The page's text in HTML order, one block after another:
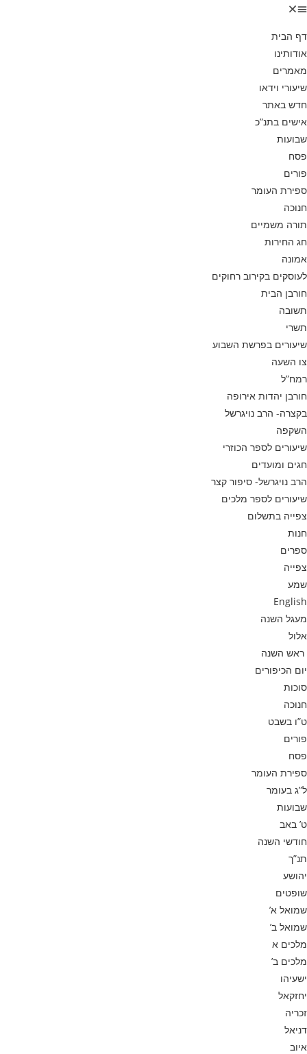
דף הבית
אודותינו
מאמרים
שיעורי וידאו
חדש באתר
אישים בתנ”כ
שבועות
פסח
פורים
ספירת העומר
חנוכה
תורה משמיים
חג החירות
אמונה
לעוסקים בקירוב רחוקים
חורבן הבית
תשובה
תשרי
שיעורים בפרשת השבוע
צו השעה
רמח”ל
חורבן יהדות אירופה
בקצרה- הרב נויגרשל
השקפה
שיעורים לספר הכוזרי
חגים ומועדים
הרב נויגרשל- סיפור קצר
שיעורים לספר מלכים
צפייה בתשלום
חנות
ספרים
צפייה
שמע
English
מעגל השנה
אלול
ראש השנה
יום הכיפורים
סוכות
חנוכה
ט”ו בשבט
פורים
פסח
ספירת העומר
ל”ג בעומר
שבועות
ט’ באב
חודשי השנה
תנ”ך
יהושע
שופטים
שמואל א’
שמואל ב’
מלכים א
מלכים ב’
ישעיהו
יחזקאל
זכריה
דניאל
איוב